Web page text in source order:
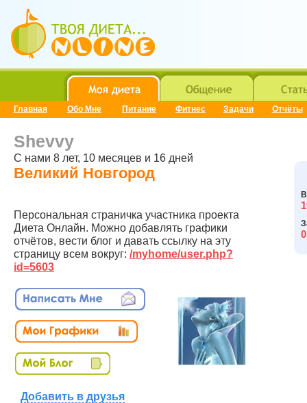
Главная Обо Мне Питание Фитнес Задачи Отчёты
Shevvy
C нами 8 лет, 10 месяцев и 16 дней
Великий Новгород
Персональная страничка участника проекта
Диета Онлайн. Можно добавлять графики
отчётов, вести блог и давать ссылку на эту
страницу всем вокруг: /myhome/user.php?
id=5603
Добавить в друзья
0